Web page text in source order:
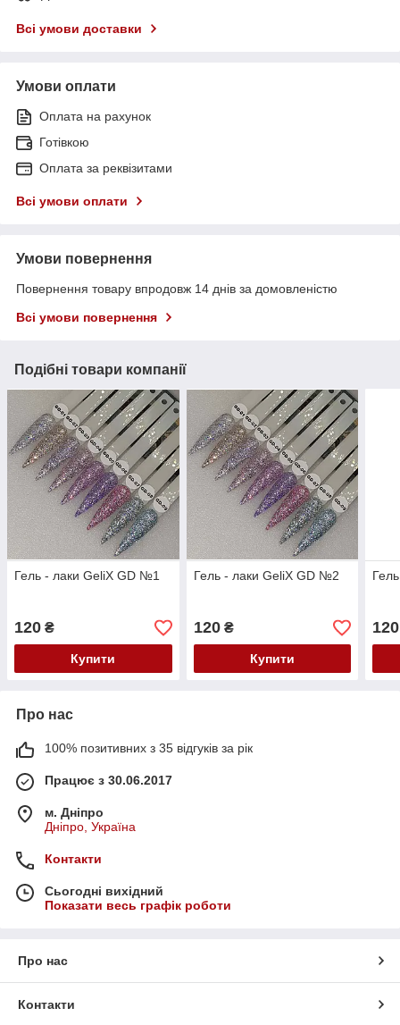
Всі умови доставки
Умови оплати
Оплата на рахунок
Готівкою
Оплата за реквізитами
Всі умови оплати
Умови повернення
Повернення товару впродовж 14 днів за домовленістю
Всі умови повернення
Подібні товари компанії
Гель - лаки GeliX GD №1
120 ₴
Купити
Гель - лаки GeliX GD №2
120₴
Купити
120
Про нас
100% позитивних з 35 відгуків за рік
Працює з 30.06.2017
м. Дніпро
Дніпро, Україна
Контакти
Сьогодні вихідний
Показати весь графік роботи
Про нас
Контакти